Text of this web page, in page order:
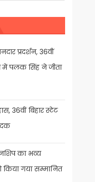
प्रदर्शन, 36वीं
में पलक सिंह ने जीता
36वीं बिहार स्टेट
का भव्य
किया गया सम्मानित